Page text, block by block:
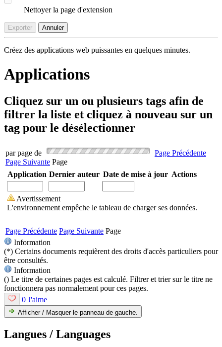
Nettoyer la page d'extension
Exporter Annuler
Créez des applications web puissantes en quelques minutes.
Applications
Cliquez sur un ou plusieurs tags afin de
filtrer la liste et cliquez à nouveau sur un
tag pour le désélectionner
par page de
Page Précédente
Page Suivante Page
Application Dernier auteur Date de mise à jour Actions
Avertissement
L'environnement empêche le tableau de charger ses données.
Page Précédente Page Suivante Page
Information
(*) Certains documents requièrent des droits d'accès particuliers pour
être consultés.
Information
() Le titre de certaines pages est calculé. Filtrer et trier sur le titre ne
fonctionnera pas normalement pour ces pages.
0 J'aime
Afficher / Masquer le panneau de gauche.
Langues / Languages